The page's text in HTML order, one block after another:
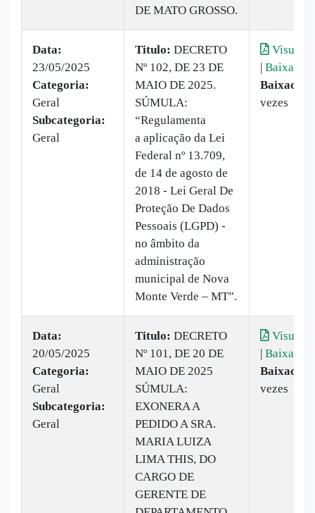
DE MATO GROSSO.
Data:
23/05/2025
Categoria:
Geral
Subcategoria:
Geral
Titulo: DECRETO
Nº 102, DE 23 DE
MAIO DE 2025.
SÚMULA:
“Regulamenta
a aplicação da Lei
Federal nº 13.709,
de 14 de agosto de
2018 - Lei Geral De
Proteção De Dados
Pessoais (LGPD) -
no âmbito da
administração
municipal de Nova
Monte Verde – MT”.
| Baixar
Baixado:
vezes
Data:
20/05/2025
Categoria:
Geral
Subcategoria:
Geral
Titulo: DECRETO
Nº 101, DE 20 DE
MAIO DE 2025
SÚMULA:
EXONERA A
PEDIDO A SRA.
MARIA LUIZA
LIMA THIS, DO
CARGO DE
GERENTE DE
| Baixar
Baixado:
vezes